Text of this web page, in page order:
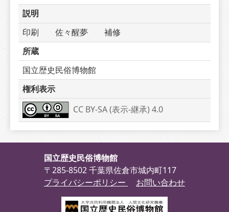
説明
印刷　　佐々醒夢　　補修
所蔵
国立歴史民俗博物館
権利表示
CC BY-SA (表示-継承) 4.0
国立歴史民俗博物館
〒285-8502 千葉県佐倉市城内町117
プライバシーポリシー
お問い合わせ